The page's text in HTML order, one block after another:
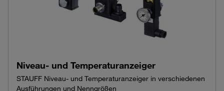
Niveau- und Temperaturanzeiger
STAUFF Niveau- und Temperaturanzeiger in verschiedenen
Ausführungen und Nenngrößen